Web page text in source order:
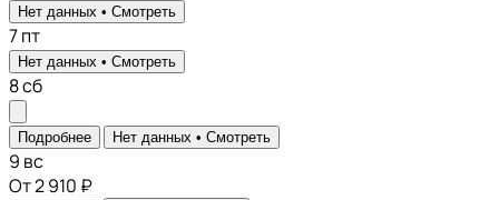
Нет данных • Смотреть
7пт
Нет данных • Смотреть
8сб
Подробнее Нет данных • Смотреть
9 вс
От 2 910 ₽